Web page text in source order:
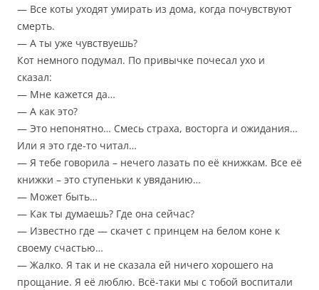
— Все коты уходят умирать из дома, когда почувствуют
смерть.
— А ты уже чувствуешь?
Кот немного подумал. По привычке почесал ухо и
сказал:
— Мне кажется да…
— А как это?
— Это непонятно… Смесь страха, восторга и ожидания…
Или я это где-то читал…
— Я тебе говорила – нечего лазать по её книжкам. Все её
книжки – это ступеньки к увяданию…
— Может быть…
— Как ты думаешь? Где она сейчас?
— Известно где — скачет с принцем на белом коне к
своему счастью…
— Жалко. Я так и не сказала ей ничего хорошего на
прощание. Я её люблю. Всё-таки мы с тобой воспитали